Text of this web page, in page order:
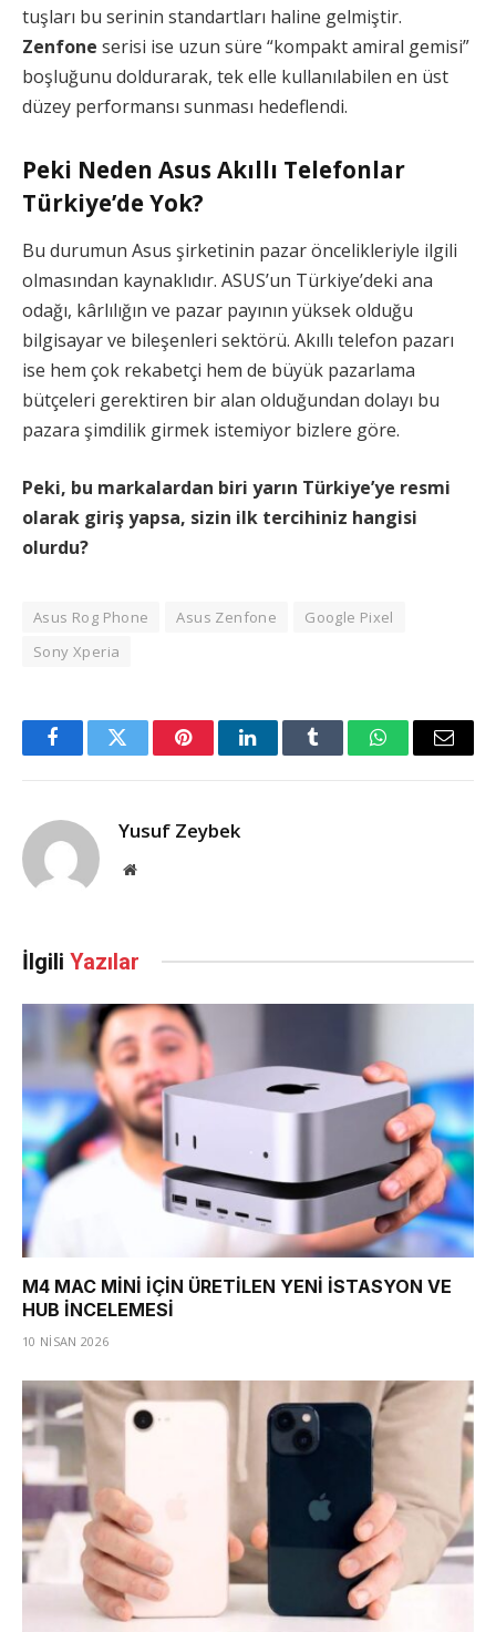
tuşları bu serinin standartları haline gelmiştir.
Zenfone serisi ise uzun süre “kompakt amiral gemisi”
boşluğunu doldurarak, tek elle kullanılabilen en üst
düzey performansı sunması hedeflendi.
Peki Neden Asus Akıllı Telefonlar
Türkiye’de Yok?
Bu durumun Asus şirketinin pazar öncelikleriyle ilgili
olmasından kaynaklıdır. ASUS’un Türkiye’deki ana
odağı, kârlılığın ve pazar payının yüksek olduğu
bilgisayar ve bileşenleri sektörü. Akıllı telefon pazarı
ise hem çok rekabetçi hem de büyük pazarlama
bütçeleri gerektiren bir alan olduğundan dolayı bu
pazara şimdilik girmek istemiyor bizlere göre.
Peki, bu markalardan biri yarın Türkiye’ye resmi
olarak giriş yapsa, sizin ilk tercihiniz hangisi
olurdu?
Asus Rog Phone Asus Zenfone
Google Pixel
Sony Xperia
FacebookTwitter PinterestLinkedInTumblr WhatsAppEmail
Yusuf Zeybek
Web
İlgili Yazılar
M4 MAC MİNİ İÇİN ÜRETİLEN YENİ İSTASYON VE
HUB İNCELEMESİ
10 NISAN 2026